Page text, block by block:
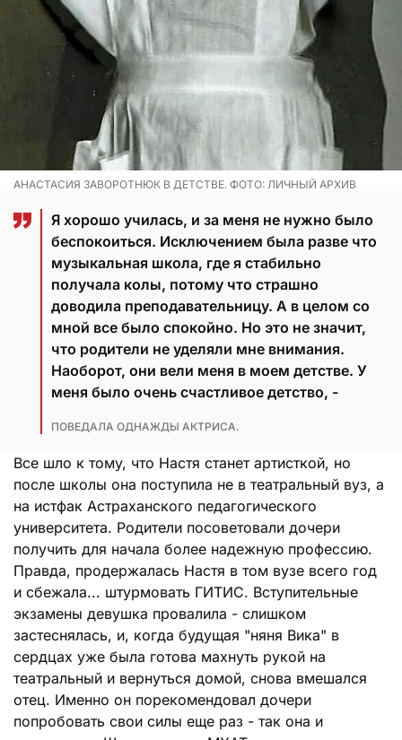
АНАСТАСИЯ ЗАВОРОТНЮК В ДЕТСТВЕ. ФОТО: ЛИЧНЫЙ АРХИВ
Я хорошо училась, и за меня не нужно было
беспокоиться. Исключением была разве что
музыкальная школа, где я стабильно
получала колы, потому что страшно
доводила преподавательницу. А в целом со
мной все было спокойно. Но это не значит,
что родители не уделяли мне внимания.
Наоборот, они вели меня в моем детстве. У
меня было очень счастливое детство, -
ПОВЕДАЛА ОДНАЖДЫ АКТРИСА.
Все шло к тому, что Настя станет артисткой, но
после школы она поступила не в театральный вуз, а
на истфак Астраханского педагогического
университета. Родители посоветовали дочери
получить для начала более надежную профессию.
Правда, продержалась Настя в том вузе всего год
и сбежала... штурмовать ГИТИС. Вступительные
экзамены девушка провалила - слишком
застеснялась, и, когда будущая "няня Вика" в
сердцах уже была готова махнуть рукой на
театральный и вернуться домой, снова вмешался
отец. Именно он порекомендовал дочери
попробовать свои силы еще раз - так она и